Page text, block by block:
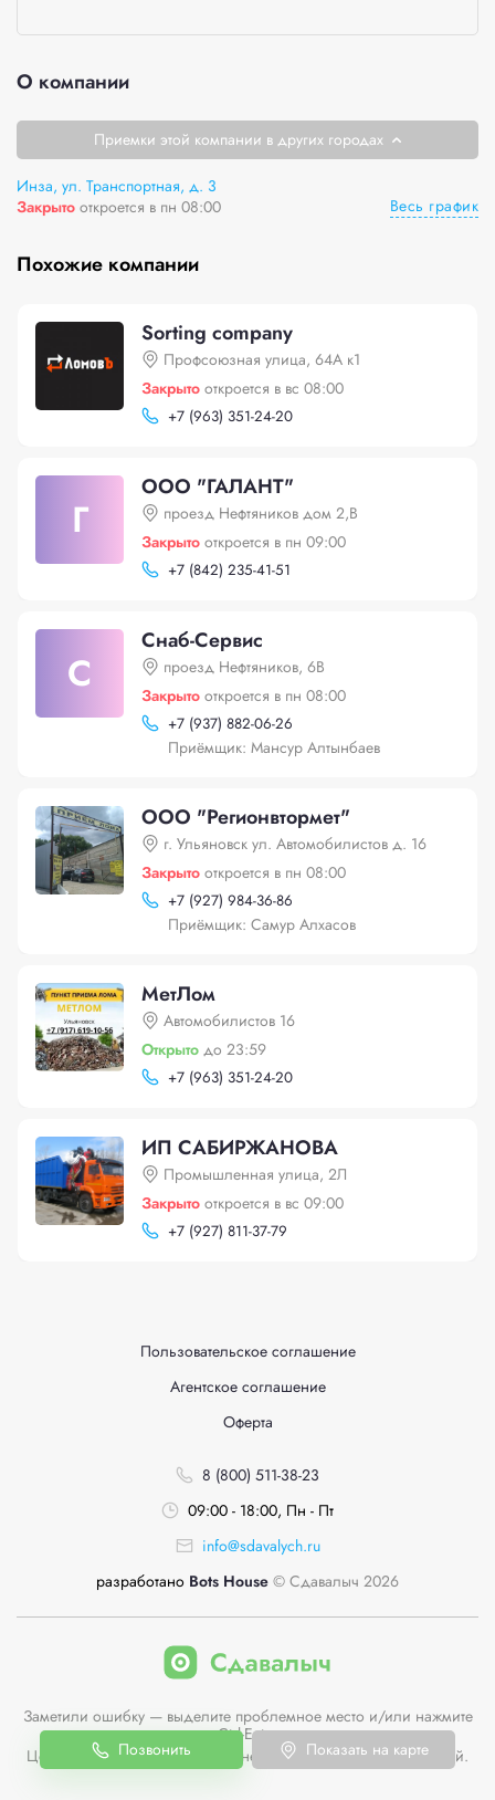
Позвонить Показать на карте
О компании
Приемки этой компании в других городах
Инза, ул. Транспортная, д. 3
Закрыто откроется в пн 08:00 Весь график
Похожие компании
Sorting company
Профсоюзная улица, 64А к1
Закрыто откроется в вс 08:00
+7 (963) 351-24-20
Г
ООО "ГАЛАНТ"
проезд Нефтяников дом 2,В
Закрыто откроется в пн 09:00
+7 (842) 235-41-51
С
Снаб-Сервис
проезд Нефтяников, 6В
Закрыто откроется в пн 08:00
+7 (937) 882-06-26
Приёмщик: Мансур Алтынбаев
ООО "Регионвтормет"
г. Ульяновск ул. Автомобилистов д. 16
Закрыто откроется в пн 08:00
+7 (927) 984-36-86
Приёмщик: Самур Алхасов
МетЛом
Автомобилистов 16
Открыто до 23:59
+7 (963) 351-24-20
ИП САБИРЖАНОВА
Промышленная улица, 2Л
Закрыто откроется в вс 09:00
+7 (927) 811-37-79
Пользовательское соглашение
Агентское соглашение
Оферта
8 (800) 511-38-23
09:00 - 18:00, Пн - Пт
info@sdavalych.ru
разработано Bots House © Сдавалыч 2026
Заметили ошибку — выделите проблемное место и/или нажмите
Ctrl-Enter
Цены пунктов приема на сайте не являются публичной офертой.